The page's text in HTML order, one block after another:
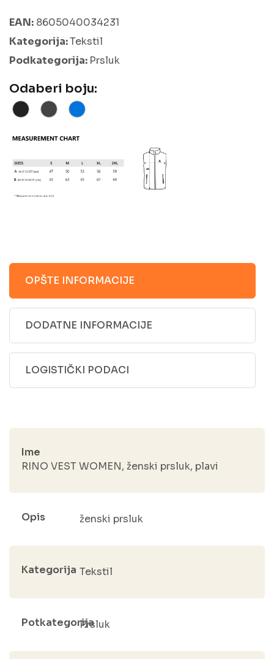
EAN: 8605040034231
Kategorija:Tekstil
Podkategorija: Prsluk
Odaberi boju:
OPŠTE INFORMACIJE
DODATNE INFORMACIJE
LOGISTIČKI PODACI
Ime
RINO VEST WOMEN, ženski prsluk, plavi
Opis ženski prsluk
Kategorija Tekstil
PotkategorijaPrsluk